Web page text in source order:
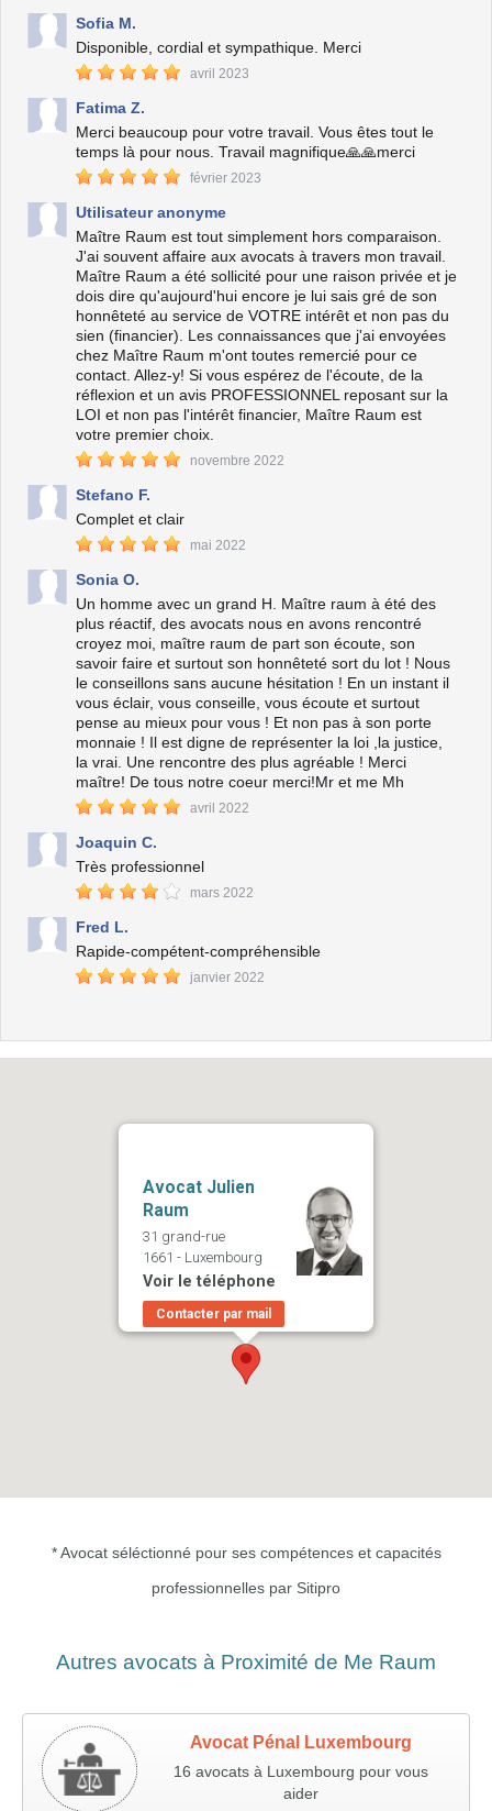
Sofia M.
Disponible, cordial et sympathique. Merci
avril 2023
Fatima Z.
Merci beaucoup pour votre travail. Vous êtes tout le
temps là pour nous. Travail magnifique🙏🙏merci
février 2023
Utilisateur anonyme
Maître Raum est tout simplement hors comparaison.
J'ai souvent affaire aux avocats à travers mon travail.
Maître Raum a été sollicité pour une raison privée et je
dois dire qu'aujourd'hui encore je lui sais gré de son
honnêteté au service de VOTRE intérêt et non pas du
sien (financier). Les connaissances que j'ai envoyées
chez Maître Raum m'ont toutes remercié pour ce
contact. Allez-y! Si vous espérez de l'écoute, de la
réflexion et un avis PROFESSIONNEL reposant sur la
LOI et non pas l'intérêt financier, Maître Raum est
votre premier choix.
novembre 2022
Stefano F.
Complet et clair
mai 2022
Sonia O.
Un homme avec un grand H. Maître raum à été des
plus réactif, des avocats nous en avons rencontré
croyez moi, maître raum de part son écoute, son
savoir faire et surtout son honnêteté sort du lot ! Nous
le conseillons sans aucune hésitation ! En un instant il
vous éclair, vous conseille, vous écoute et surtout
pense au mieux pour vous ! Et non pas à son porte
monnaie ! Il est digne de représenter la loi ,la justice,
la vrai. Une rencontre des plus agréable ! Merci
maître! De tous notre coeur merci!Mr et me Mh
avril 2022
Joaquin C.
Très professionnel
mars 2022
Fred L.
Rapide-compétent-compréhensible
janvier 2022
Avocat Julien
Raum
31 grand-rue
1661 - Luxembourg
Voir le téléphone
Contacter par mail
* Avocat séléctionné pour ses compétences et capacités
professionnelles par Sitipro
Autres avocats à Proximité de Me Raum
Avocat Pénal Luxembourg
16 avocats à Luxembourg pour vous
aider